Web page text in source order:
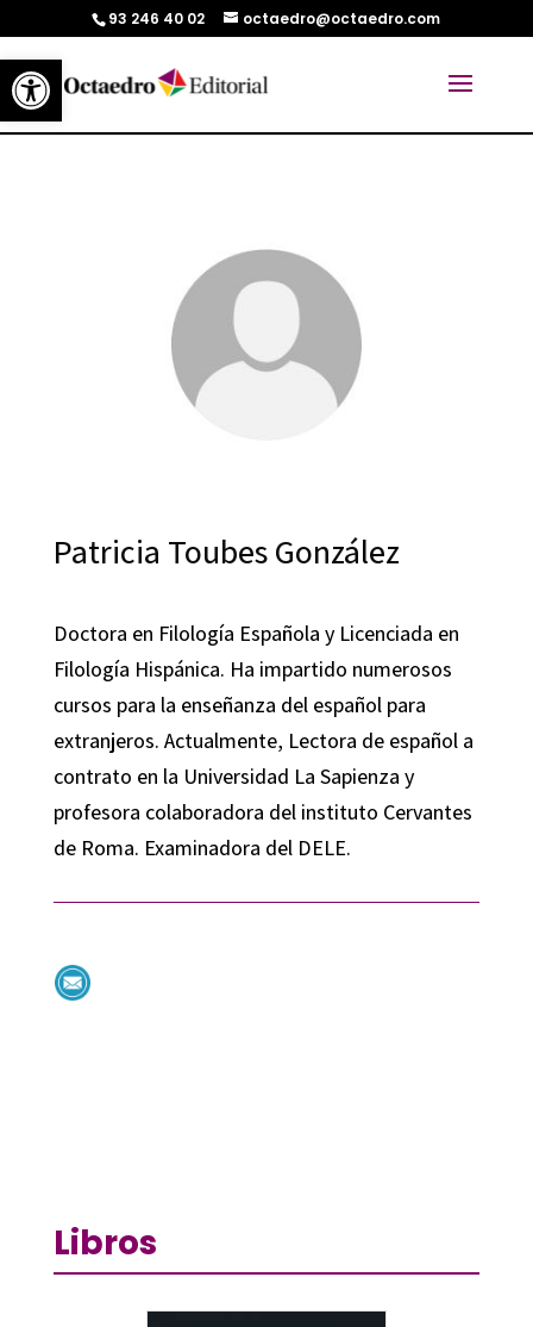
Abrir barra de herramientas
93 246 40 02 octaedro@octaedro.com
Patricia Toubes González
Doctora en Filología Española y Licenciada en
Filología Hispánica. Ha impartido numerosos
cursos para la enseñanza del español para
extranjeros. Actualmente, Lectora de español a
contrato en la Universidad La Sapienza y
profesora colaboradora del instituto Cervantes
de Roma. Examinadora del DELE.
Libros